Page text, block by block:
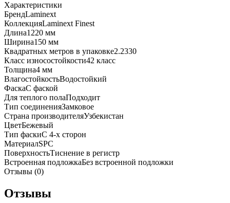
Характеристики
БрендLaminext
КоллекцияLaminext Finest
Длина1220 мм
Ширина150 мм
Квадратных метров в упаковке2.2330
Класс износостойкости42 класс
Толщина4 мм
ВлагостойкостьВодостойкий
ФаскаС фаской
Для теплого полаПодходит
Тип соединенияЗамковое
Страна производителяУзбекистан
ЦветБежевый
Тип фаскиС 4-х сторон
МатериалSPC
ПоверхностьТиснение в регистр
Встроенная подложкаБез встроенной подложки
Отзывы (0)
Отзывы